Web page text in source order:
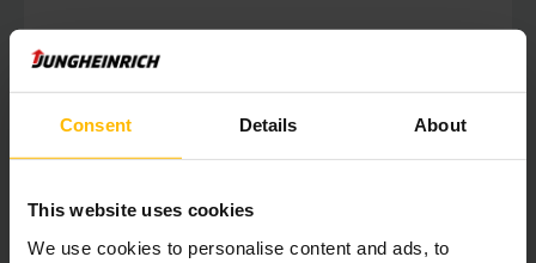
Consent Details About
This website uses cookies
We use cookies to personalise content and ads, to
ĎALŠIE INFORMÁCIE